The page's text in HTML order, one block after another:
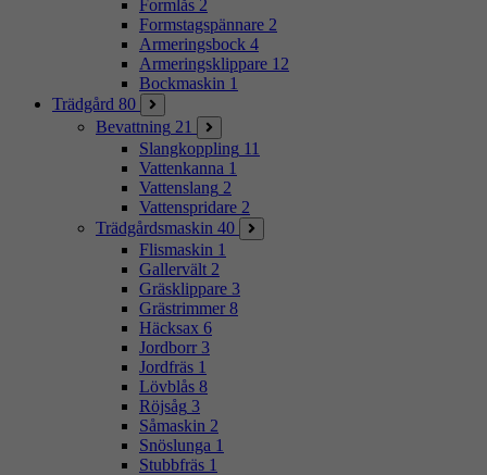
Formlås 2
Formstagspännare 2
Armeringsbock 4
Armeringsklippare 12
Bockmaskin 1
Trädgård 80
Bevattning 21
Slangkoppling 11
Vattenkanna 1
Vattenslang 2
Vattenspridare 2
Trädgårdsmaskin 40
Flismaskin 1
Gallervält 2
Gräsklippare 3
Grästrimmer 8
Häcksax 6
Jordborr 3
Jordfräs 1
Lövblås 8
Röjsåg 3
Såmaskin 2
Snöslunga 1
Stubbfräs 1